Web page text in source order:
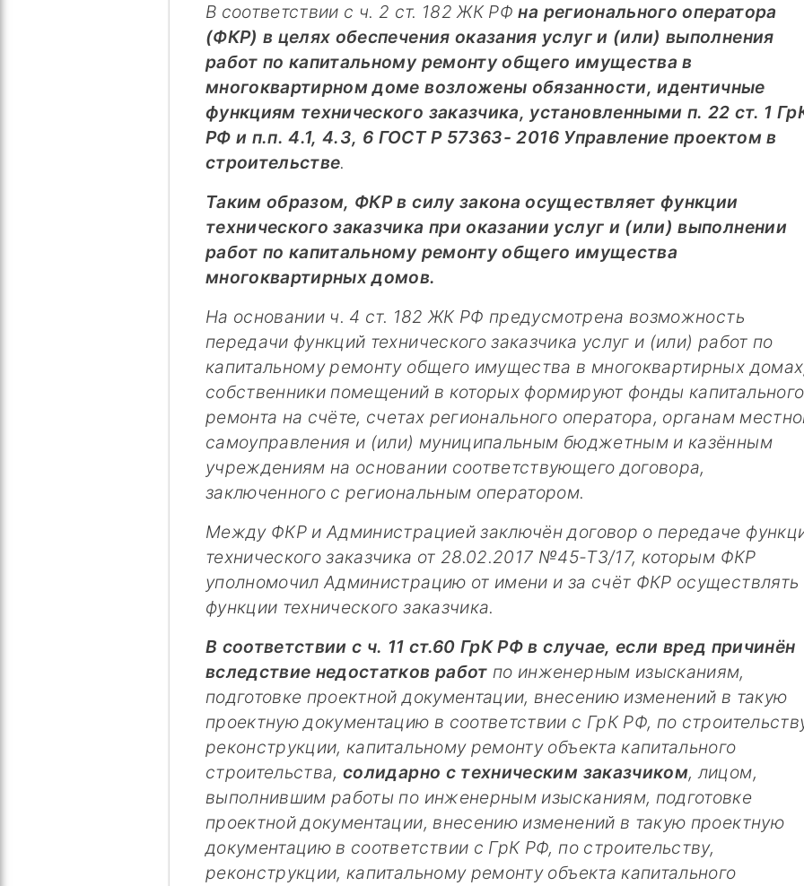
В соответствии с ч. 2 ст. 182 ЖК РФна регионального оператора
(ФКР) в целях обеспечения оказания услуг и (или) выполнения
работ по капитальному ремонту общего имущества в
многоквартирном доме возложены обязанности, идентичные
функциям технического заказчика, установленными п. 22 ст. 1
РФ и п.п. 4.1, 4.3, 6 ГОСТ Р 57363- 2016 Управление проектом в
строительстве.
Таким образом, ФКР в силу закона осуществляет функции
технического заказчика при оказании услуг и (или) выполнении
работ по капитальному ремонту общего имущества
многоквартирных домов.
На основании ч. 4 ст. 182 ЖК РФ предусмотрена возможность
передачи функций технического заказчика услуг и (или) работ по
капитальному ремонту общего имущества в многоквартирных
собственники помещений в которых формируют фонды капитального
ремонта на счёте, счетах регионального оператора, органам
самоуправления и (или) муниципальным бюджетным и казённым
учреждениям на основании соответствующего договора,
заключенного с региональным оператором.
Между ФКР и Администрацией заключён договор о передаче
технического заказчика от 28.02.2017 №45-ТЗ/17, которым ФКР
уполномочил Администрацию от имени и за счёт ФКР осуществлять
функции технического заказчика.
В соответствии с ч. 11 ст.60 ГрК РФ в случае, если вред причинён
вследствие недостатков работ по инженерным изысканиям,
подготовке проектной документации, внесению изменений в такую
проектную документацию в соответствии с ГрК РФ, по
реконструкции, капитальному ремонту объекта капитального
строительства,солидарно с техническим заказчиком, лицом,
выполнившим работы по инженерным изысканиям, подготовке
проектной документации, внесению изменений в такую проектную
документацию в соответствии с ГрК РФ, по строительству,
реконструкции, капитальному ремонту объекта капитального